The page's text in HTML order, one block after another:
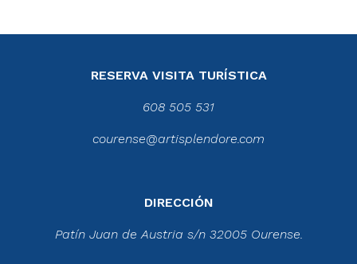
RESERVA VISITA TURÍSTICA
608 505 531
courense@artisplendore.com
DIRECCIÓN
Patín Juan de Austria s/n 32005 Ourense.